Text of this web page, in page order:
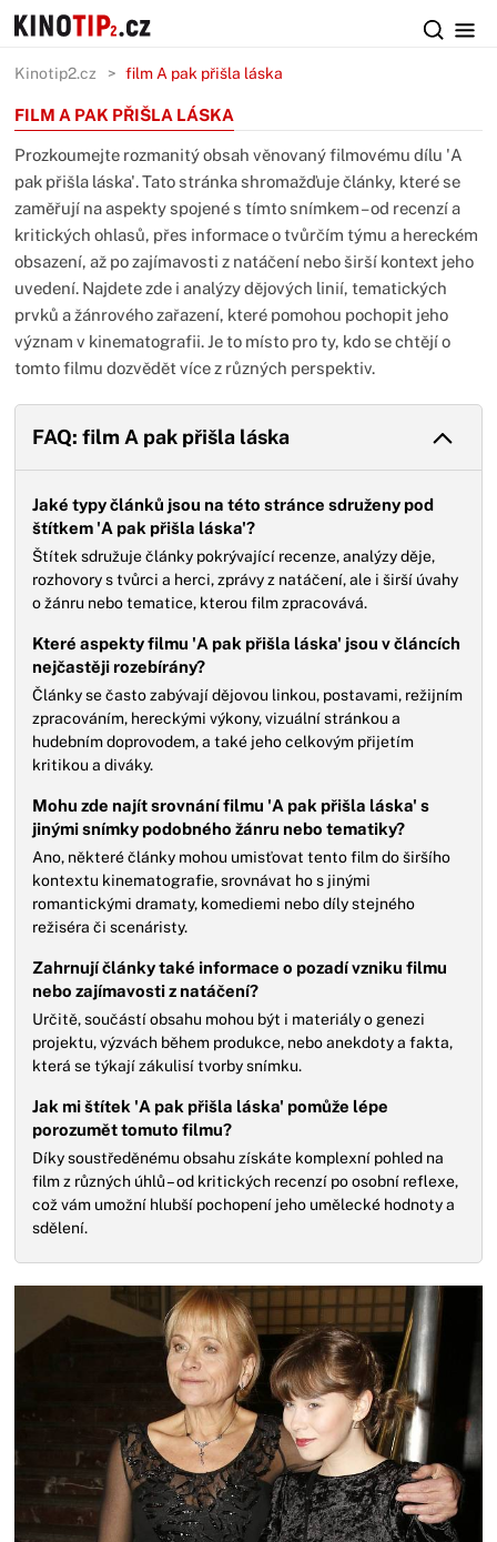
Kinotip2.cz film A pak přišla láska
FILM A PAK PŘIŠLA LÁSKA
Prozkoumejte rozmanitý obsah věnovaný filmovému dílu 'A
pak přišla láska'. Tato stránka shromažďuje články, které se
zaměřují na aspekty spojené s tímto snímkem – od recenzí a
kritických ohlasů, přes informace o tvůrčím týmu a hereckém
obsazení, až po zajímavosti z natáčení nebo širší kontext jeho
uvedení. Najdete zde i analýzy dějových linií, tematických
prvků a žánrového zařazení, které pomohou pochopit jeho
význam v kinematografii. Je to místo pro ty, kdo se chtějí o
tomto filmu dozvědět více z různých perspektiv.
FAQ: film A pak přišla láska
Jaké typy článků jsou na této stránce sdruženy pod
štítkem 'A pak přišla láska'?
Štítek sdružuje články pokrývající recenze, analýzy děje,
rozhovory s tvůrci a herci, zprávy z natáčení, ale i širší úvahy
o žánru nebo tematice, kterou film zpracovává.
Které aspekty filmu 'A pak přišla láska' jsou v článcích
nejčastěji rozebírány?
Články se často zabývají dějovou linkou, postavami, režijním
zpracováním, hereckými výkony, vizuální stránkou a
hudebním doprovodem, a také jeho celkovým přijetím
kritikou a diváky.
Mohu zde najít srovnání filmu 'A pak přišla láska' s
jinými snímky podobného žánru nebo tematiky?
Ano, některé články mohou umisťovat tento film do širšího
kontextu kinematografie, srovnávat ho s jinými
romantickými dramaty, komediemi nebo díly stejného
režiséra či scenáristy.
Zahrnují články také informace o pozadí vzniku filmu
nebo zajímavosti z natáčení?
Určitě, součástí obsahu mohou být i materiály o genezi
projektu, výzvách během produkce, nebo anekdoty a fakta,
která se týkají zákulisí tvorby snímku.
Jak mi štítek 'A pak přišla láska' pomůže lépe
porozumět tomuto filmu?
Díky soustředěnému obsahu získáte komplexní pohled na
film z různých úhlů – od kritických recenzí po osobní reflexe,
což vám umožní hlubší pochopení jeho umělecké hodnoty a
sdělení.